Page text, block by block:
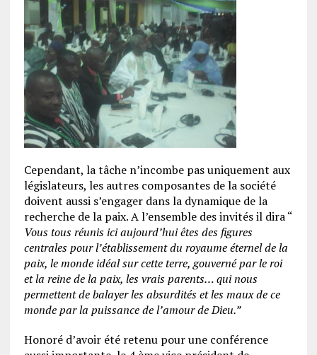
Cependant, la tâche n’incombe pas uniquement aux
législateurs, les autres composantes de la société
doivent aussi s’engager dans la dynamique de la
recherche de la paix. A l’ensemble des invités il dira “
Vous tous réunis ici aujourd’hui êtes des figures
centrales pour l’établissement du royaume éternel de la
paix, le monde idéal sur cette terre, gouverné par le roi
et la reine de la paix, les vrais parents… qui nous
permettent de balayer les absurdités et les maux de ce
monde par la puissance de l’amour de Dieu.”
Honoré d’avoir été retenu pour une conférence